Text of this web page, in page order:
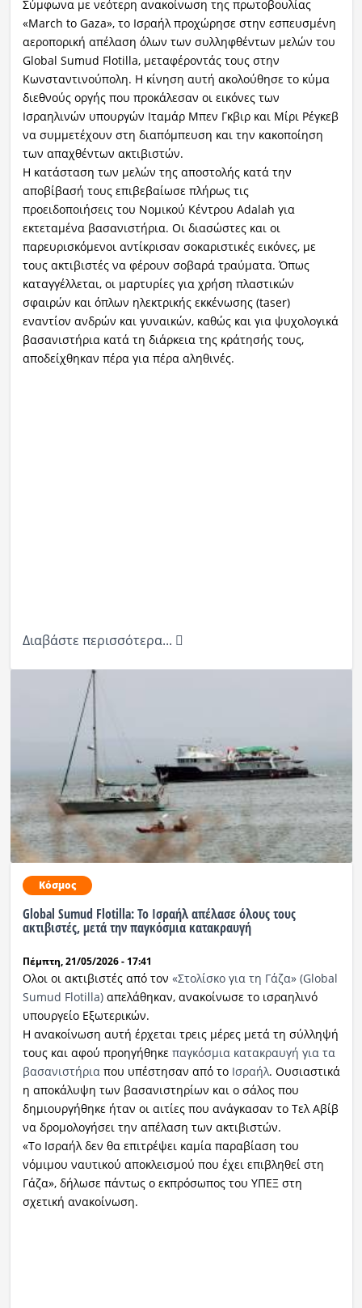
Σύμφωνα με νεότερη ανακοίνωση της πρωτοβουλίας
«March to Gaza», το Ισραήλ προχώρησε στην εσπευσμένη
αεροπορική απέλαση όλων των συλληφθέντων μελών του
Global Sumud Flotilla, μεταφέροντάς τους στην
Κωνσταντινούπολη. Η κίνηση αυτή ακολούθησε το κύμα
διεθνούς οργής που προκάλεσαν οι εικόνες των
Ισραηλινών υπουργών Ιταμάρ Μπεν Γκβιρ και Μίρι Ρέγκεβ
να συμμετέχουν στη διαπόμπευση και την κακοποίηση
των απαχθέντων ακτιβιστών.
Η κατάσταση των μελών της αποστολής κατά την
αποβίβασή τους επιβεβαίωσε πλήρως τις
προειδοποιήσεις του Νομικού Κέντρου Adalah για
εκτεταμένα βασανιστήρια. Οι διασώστες και οι
παρευρισκόμενοι αντίκρισαν σοκαριστικές εικόνες, με
τους ακτιβιστές να φέρουν σοβαρά τραύματα. Όπως
καταγγέλλεται, οι μαρτυρίες για χρήση πλαστικών
σφαιρών και όπλων ηλεκτρικής εκκένωσης (taser)
εναντίον ανδρών και γυναικών, καθώς και για ψυχολογικά
βασανιστήρια κατά τη διάρκεια της κράτησής τους,
αποδείχθηκαν πέρα για πέρα αληθινές.
Διαβάστε περισσότερα...
Κόσμος
Global Sumud Flotilla: Το Ισραήλ απέλασε όλους τους
ακτιβιστές, μετά την παγκόσμια κατακραυγή
Πέμπτη, 21/05/2026 - 17:41
Ολοι οι ακτιβιστές από τον «Στολίσκο για τη Γάζα» (Global
Sumud Flotilla)απελάθηκαν, ανακοίνωσε το ισραηλινό
υπουργείο Εξωτερικών.
Η ανακοίνωση αυτή έρχεται τρεις μέρες μετά τη σύλληψή
τους και αφού προηγήθηκε παγκόσμια κατακραυγή για τα
βασανιστήριαπου υπέστησαν από το Ισραήλ. Ουσιαστικά
η αποκάλυψη των βασανιστηρίων και ο σάλος που
δημιουργήθηκε ήταν οι αιτίες που ανάγκασαν το Τελ Αβίβ
να δρομολογήσει την απέλαση των ακτιβιστών.
«Το Ισραήλ δεν θα επιτρέψει καμία παραβίαση του
νόμιμου ναυτικού αποκλεισμού που έχει επιβληθεί στη
Γάζα», δήλωσε πάντως ο εκπρόσωπος του ΥΠΕΞ στη
σχετική ανακοίνωση.